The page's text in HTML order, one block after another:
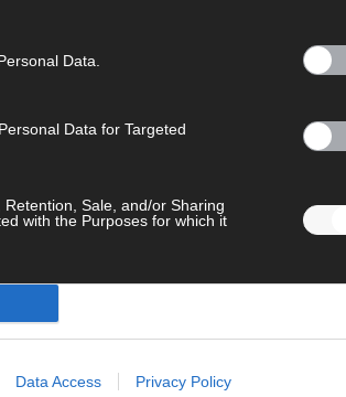
Data.
Data for Targeted
Sale, and/or Sharing
with the Purposes for which it
Data Access Privacy Policy
WERBE